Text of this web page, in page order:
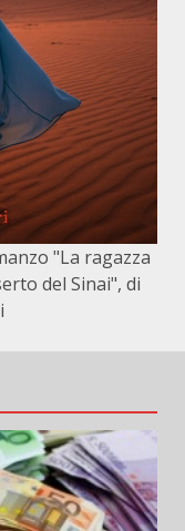
"La ragazza
del Sinai", di